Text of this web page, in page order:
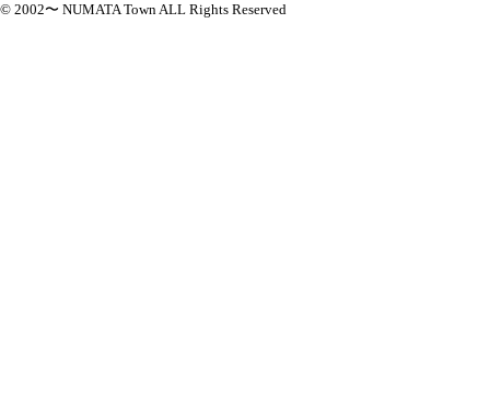
© 2002〜 NUMATA Town ALL Rights Reserved